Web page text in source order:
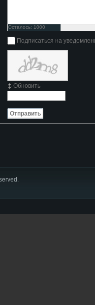
Осталось: 1000
символов
Подписаться на
Обновить
Отправить